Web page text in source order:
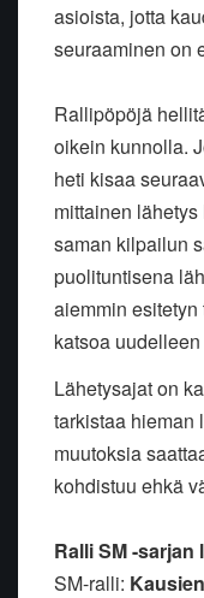
asioista, jotta
seuraaminen on
Rallipöpöjä
oikein kunnolla.
heti kisaa
mittainen
saman kilpailun
puolituntisena
aiemmin
katsoa
Lähetysajat on
tarkistaa hieman
muutoksia
kohdistuu ehkä
Ralli SM -
SM-ralli: